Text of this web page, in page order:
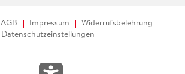
AGB Impressum
Widerrufsbelehrung
Datenschutzeinstellungen